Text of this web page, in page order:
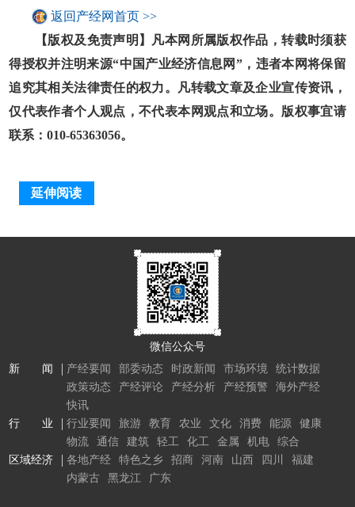
返回产经网首页 >>
【版权及免责声明】凡本网所属版权作品，转载时须获
得授权并注明来源“中国产业经济信息网”，违者本网将保留
追究其相关法律责任的权力。凡转载文章及企业宣传资讯，
仅代表作者个人观点，不代表本网观点和立场。版权事宜请
联系：010-65363056。
延伸阅读
微信公众号
新 闻
产经要闻 部委动态 时政新闻 市场环境
统计数据
政策动态
产经评论 产经分析 产经预警
海外产经
快讯
行 业
行业要闻 旅游 教育 农业 文化 消费 能源
健康
物流
通信 建筑 轻工 化工 金属 机电
综合
区域经济
各地产经 特色之乡 招商 河南 山西 四川
福建
内蒙古
黑龙江 广东